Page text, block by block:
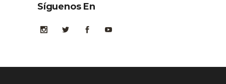
Síguenos En